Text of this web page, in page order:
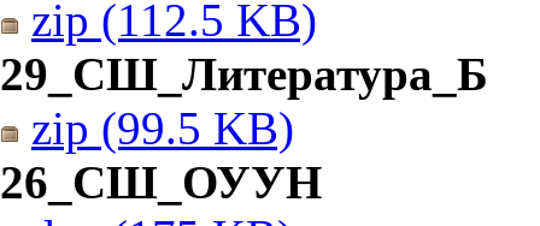
zip (112.5 KB)
29_СШ_Литература_Б
zip (99.5 KB)
26_СШ_ОУУН